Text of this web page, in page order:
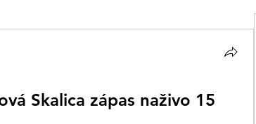
Skalica zápas naživo 15